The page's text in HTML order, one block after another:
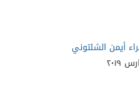
أيمن الشلتوني